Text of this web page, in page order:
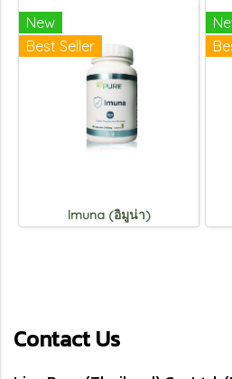
New
Best Seller
lmuna (อิมูน่า)
Contact Us